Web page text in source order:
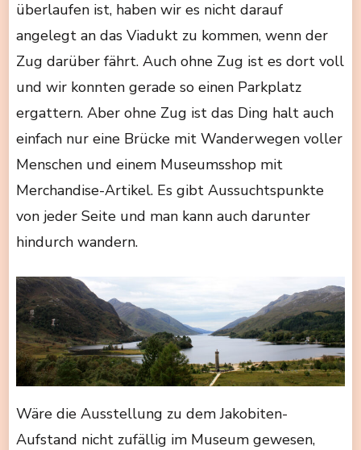
überlaufen ist, haben wir es nicht darauf
angelegt an das Viadukt zu kommen, wenn der
Zug darüber fährt. Auch ohne Zug ist es dort voll
und wir konnten gerade so einen Parkplatz
ergattern. Aber ohne Zug ist das Ding halt auch
einfach nur eine Brücke mit Wanderwegen voller
Menschen und einem Museumsshop mit
Merchandise-Artikel. Es gibt Aussuchtspunkte
von jeder Seite und man kann auch darunter
hindurch wandern.
Wäre die Ausstellung zu dem Jakobiten-
Aufstand nicht zufällig im Museum gewesen,